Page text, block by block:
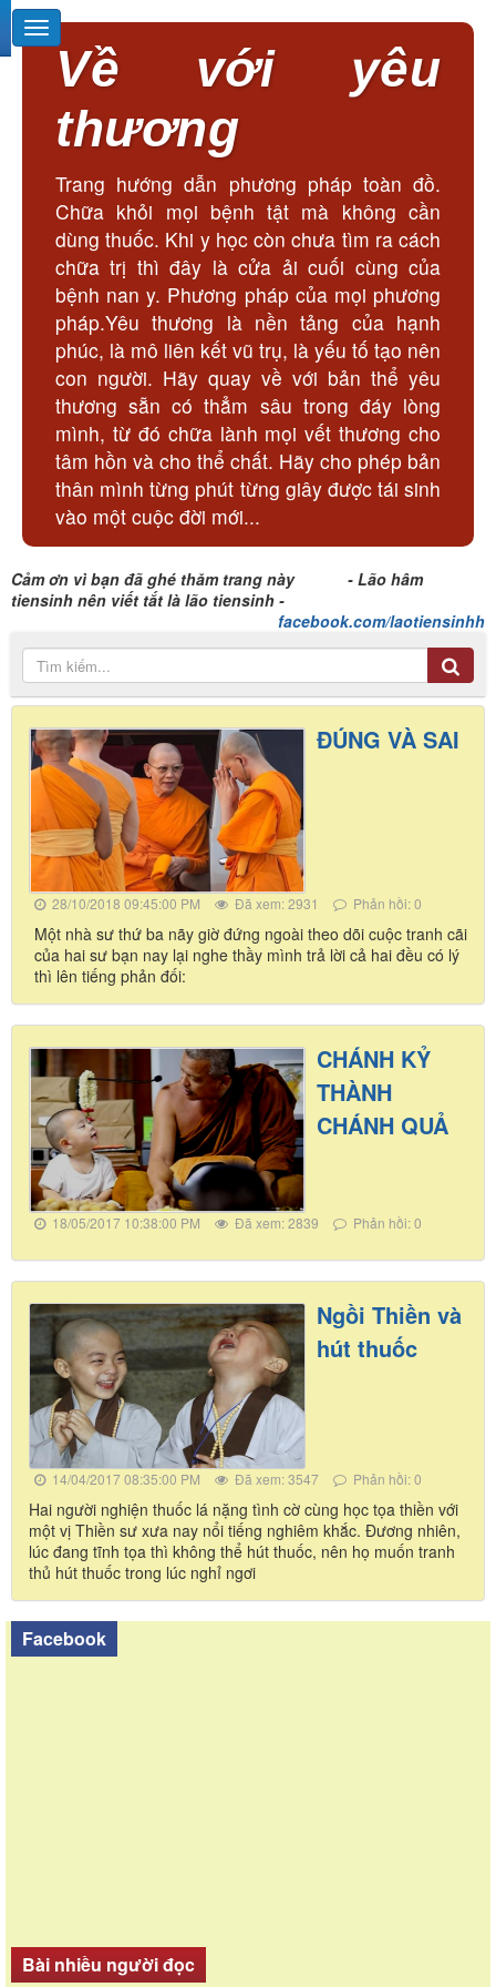
Về với yêu
thương
Trang hướng dẫn phương pháp toàn đồ.
Chữa khỏi mọi bệnh tật mà không cần
dùng thuốc. Khi y học còn chưa tìm ra cách
chữa trị thì đây là cửa ải cuối cùng của
bệnh nan y. Phương pháp của mọi phương
pháp.Yêu thương là nền tảng của hạnh
phúc, là mô liên kết vũ trụ, là yếu tố tạo nên
con người. Hãy quay về với bản thể yêu
thương sẵn có thẳm sâu trong đáy lòng
mình, từ đó chữa lành mọi vết thương cho
tâm hồn và cho thể chất. Hãy cho phép bản
thân mình từng phút từng giây được tái sinh
vào một cuộc đời mới...
Cảm ơn vì bạn đã ghé thăm trang này - Lão hâm
tiensinh nên viết tắt là lão tiensinh -
facebook.com/laotiensinhh
ĐÚNG VÀ SAI
28/10/2018 09:45:00 PM Đã xem: 2931 Phản hồi: 0
Một nhà sư thứ ba nãy giờ đứng ngoài theo dõi cuộc tranh cãi
của hai sư bạn nay lại nghe thầy mình trả lời cả hai đều có lý
thì lên tiếng phản đối:
CHÁNH KỶ
THÀNH
CHÁNH QUẢ
18/05/2017 10:38:00 PM Đã xem: 2839 Phản hồi: 0
Ngồi Thiền và
hút thuốc
14/04/2017 08:35:00 PM Đã xem: 3547 Phản hồi: 0
Hai người nghiện thuốc lá nặng tình cờ cùng học tọa thiền với
một vị Thiền sư xưa nay nổi tiếng nghiêm khắc. Đương nhiên,
lúc đang tĩnh tọa thì không thể hút thuốc, nên họ muốn tranh
thủ hút thuốc trong lúc nghỉ ngơi
Facebook
Bài nhiều người đọc